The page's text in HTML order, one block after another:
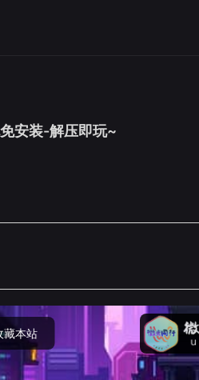
安装-解压即玩~
藏本站